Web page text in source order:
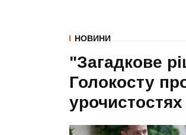
НОВИНИ
"Загадкове
Голокосту